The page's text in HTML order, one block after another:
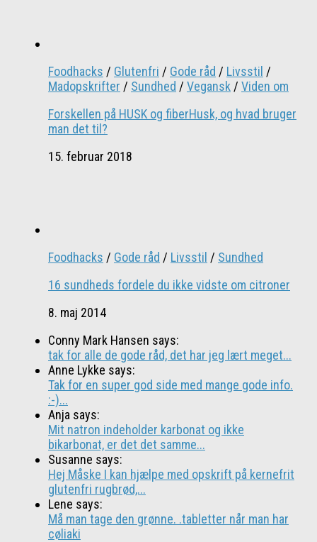
Foodhacks / Glutenfri / Gode råd / Livsstil /
Madopskrifter / Sundhed / Vegansk/ Viden om
Forskellen på HUSK og fiberHusk, og hvad bruger
man det til?
15. februar 2018
Foodhacks / Gode råd / Livsstil / Sundhed
16 sundheds fordele du ikke vidste om citroner
8. maj 2014
Conny Mark Hansen says:
tak for alle de gode råd, det har jeg lært meget...
Anne Lykke says:
Tak for en super god side med mange gode info.
:-)...
Anja says:
Mit natron indeholder karbonat og ikke
bikarbonat, er det det samme...
Susanne says:
Hej Måske I kan hjælpe med opskrift på kernefrit
glutenfri rugbrød,...
Lene says:
Må man tage den grønne. .tabletter når man har
cøliaki